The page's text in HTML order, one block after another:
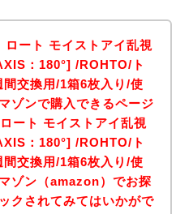
ロート モイストアイ乱視
：180°] /ROHTO/ト
交換用/1箱6枚入り/使
ゾンで購入できるページ
ート モイストアイ乱視
：180°] /ROHTO/ト
交換用/1箱6枚入り/使
ゾン（amazon）でお探
クされてみてはいかがで